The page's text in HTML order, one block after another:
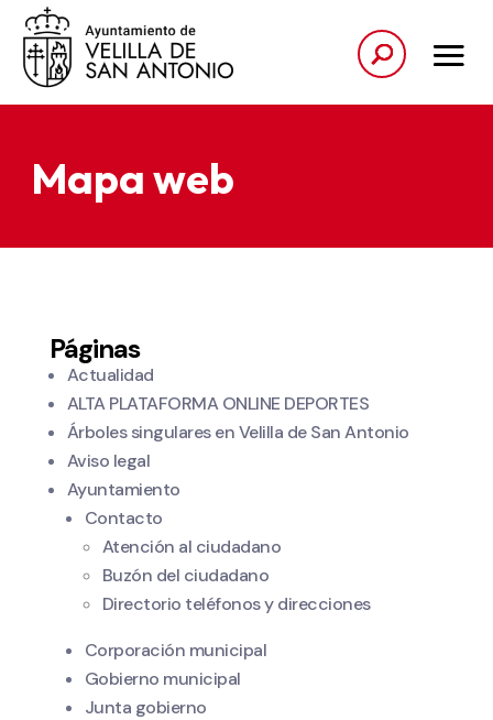
Mapa web
Páginas
Actualidad
ALTA PLATAFORMA ONLINE DEPORTES
Árboles singulares en Velilla de San Antonio
Aviso legal
Ayuntamiento
Contacto
Atención al ciudadano
Buzón del ciudadano
Directorio teléfonos y direcciones
Corporación municipal
Gobierno municipal
Junta gobierno